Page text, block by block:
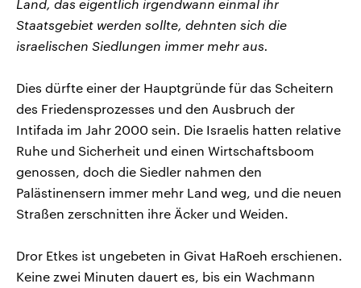
Land, das eigentlich irgendwann einmal ihr
Staatsgebiet werden sollte, dehnten sich die
israelischen Siedlungen immer mehr aus.
Dies dürfte einer der Hauptgründe für das Scheitern
des Friedensprozesses und den Ausbruch der
Intifada im Jahr 2000 sein. Die Israelis hatten relative
Ruhe und Sicherheit und einen Wirtschaftsboom
genossen, doch die Siedler nahmen den
Palästinensern immer mehr Land weg, und die neuen
Straßen zerschnitten ihre Äcker und Weiden.
Dror Etkes ist ungebeten in Givat HaRoeh erschienen.
Keine zwei Minuten dauert es, bis ein Wachmann